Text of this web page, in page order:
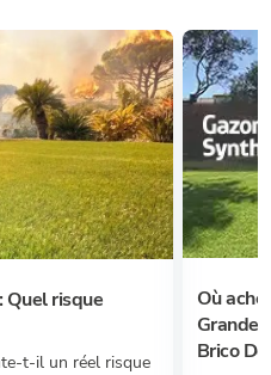
Quel risque
t-il un réel risque
Où
Brico